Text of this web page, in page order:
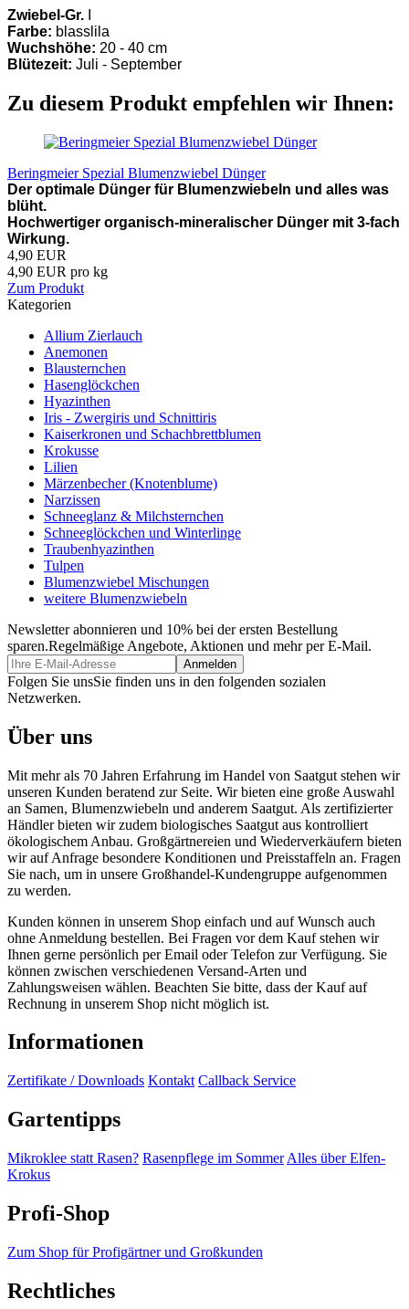
Zwiebel-Gr.
Farbe: blasslila
Wuchshöhe: 20 - 40 cm
Blütezeit: Juli - September
Zu diesem Produkt empfehlen wir Ihnen:
Beringmeier Spezial Blumenzwiebel Dünger
Der optimale Dünger für Blumenzwiebeln und alles was
blüht.
Hochwertiger organisch-mineralischer Dünger mit 3-fach
Wirkung.
4,90 EUR
4,90 EUR pro kg
Zum Produkt
Kategorien
Allium Zierlauch
Anemonen
Blausternchen
Hasenglöckchen
Hyazinthen
Iris - Zwergiris und Schnittiris
Kaiserkronen und Schachbrettblumen
Krokusse
Lilien
Märzenbecher (Knotenblume)
Narzissen
Schneeglanz & Milchsternchen
Schneeglöckchen und Winterlinge
Traubenhyazinthen
Tulpen
Blumenzwiebel Mischungen
weitere Blumenzwiebeln
Newsletter abonnieren und 10% bei der ersten Bestellung
sparen.Regelmäßige Angebote, Aktionen und mehr per E-Mail.
Folgen Sie unsSie finden uns in den folgenden sozialen
Netzwerken.
Über uns
Mit mehr als 70 Jahren Erfahrung im Handel von Saatgut stehen wir
unseren Kunden beratend zur Seite. Wir bieten eine große Auswahl
an Samen, Blumenzwiebeln und anderem Saatgut. Als zertifizierter
Händler bieten wir zudem biologisches Saatgut aus kontrolliert
ökologischem Anbau. Großgärtnereien und Wiederverkäufern bieten
wir auf Anfrage besondere Konditionen und Preisstaffeln an. Fragen
Sie nach, um in unsere Großhandel-Kundengruppe aufgenommen
zu werden.
Kunden können in unserem Shop einfach und auf Wunsch auch
ohne Anmeldung bestellen. Bei Fragen vor dem Kauf stehen wir
Ihnen gerne persönlich per Email oder Telefon zur Verfügung. Sie
können zwischen verschiedenen Versand-Arten und
Zahlungsweisen wählen. Beachten Sie bitte, dass der Kauf auf
Rechnung in unserem Shop nicht möglich ist.
Informationen
Zertifikate / Downloads Kontakt Callback Service
Gartentipps
Mikroklee statt Rasen? Rasenpflege im Sommer Alles über Elfen-
Krokus
Profi-Shop
Zum Shop für Profigärtner und Großkunden
Rechtliches